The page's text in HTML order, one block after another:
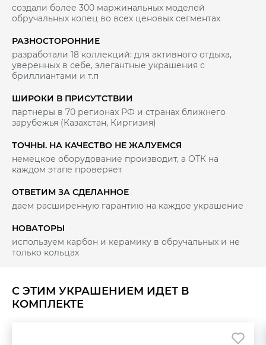
С ЭТИМ УКРАШЕНИЕМ ИДЕТ В
КОМПЛЕКТЕ
создали более 300 маржинальных моделей
обручальных колец во всех ценовых сегментах
РАЗНОСТОРОННИЕ
разработали 18 коллекций: для активного отдыха,
уверенных в себе, элегантные украшения с
бриллиантами и т.п
ШИРОКИ В ПРИСУТСТВИИ
партнеры в 70 регионах РФ и странах ближнего
зарубежья (Казахстан, Киргизия)
ТОЧНЫ. НА КАЧЕСТВО НЕ ЖАЛУЕМСЯ
немецкое оборудование производит, а ОТК на
каждом этапе проверяет
ОТВЕТИМ ЗА СДЕЛАННОЕ
даем расширенную гарантию на каждое украшение
НОВАТОРЫ
используем карбон и керамику в обручальных и не
только кольцах